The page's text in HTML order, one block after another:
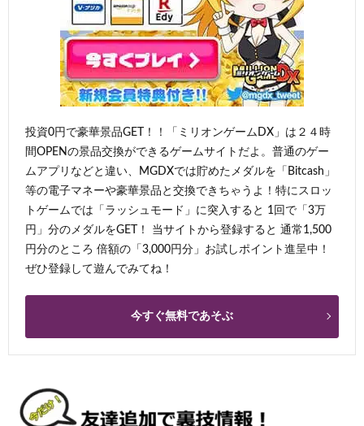
投資0円で豪華景品GET！！「ミリオンゲームDX」は２４時
間OPENの景品交換ができるゲームサイトだよ。普通のゲー
ムアプリなどと違い、MGDXでは貯めたメダルを「Bitcash」
等の電子マネーや豪華景品と交換できちゃうよ！特にスロッ
トゲームでは「ラッシュモード」に突入すると 1回で「3万
円」分のメダルをGET！ 当サイトから登録すると 通常1,500
円分のところ 倍額の「3,000円分」お試しポイント進呈中！
ぜひ登録して遊んでみてね！
今すぐ無料であそぶ